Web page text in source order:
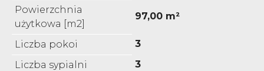
Powierzchnia
użytkowa [m2]
97,00 m²
Liczba pokoi
3
Liczba sypialni
3